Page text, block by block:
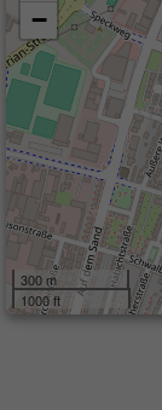
−
300 m
1000 ft